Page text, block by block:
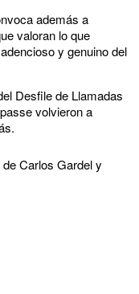
además a
valoran lo que
y genuino del
Desfile de Llamadas
volvieron a
Carlos Gardel y